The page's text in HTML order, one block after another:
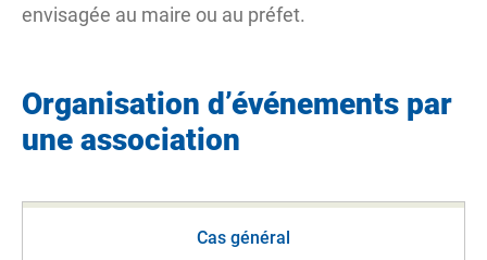
envisagée au maire ou au préfet.
Organisation d’événements par
une association
Cas général